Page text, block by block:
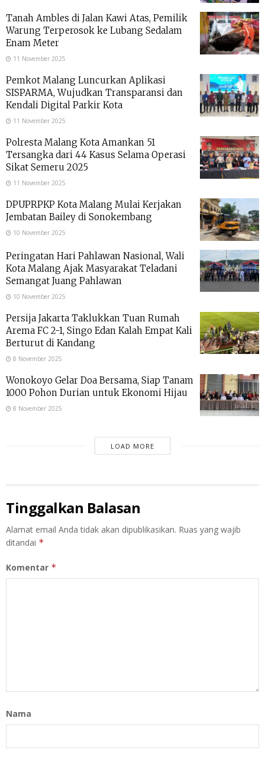
Tanah Ambles di Jalan Kawi Atas, Pemilik
Warung Terperosok ke Lubang Sedalam
Enam Meter
11 November 2025
Pemkot Malang Luncurkan Aplikasi
SISPARMA, Wujudkan Transparansi dan
Kendali Digital Parkir Kota
11 November 2025
Polresta Malang Kota Amankan 51
Tersangka dari 44 Kasus Selama Operasi
Sikat Semeru 2025
11 November 2025
DPUPRPKP Kota Malang Mulai Kerjakan
Jembatan Bailey di Sonokembang
10 November 2025
Peringatan Hari Pahlawan Nasional, Wali
Kota Malang Ajak Masyarakat Teladani
Semangat Juang Pahlawan
10 November 2025
Persija Jakarta Taklukkan Tuan Rumah
Arema FC 2-1, Singo Edan Kalah Empat Kali
Berturut di Kandang
8 November 2025
Wonokoyo Gelar Doa Bersama, Siap Tanam
1000 Pohon Durian untuk Ekonomi Hijau
8 November 2025
LOAD MORE
Tinggalkan Balasan
Alamat email Anda tidak akan dipublikasikan. Ruas yang wajib
ditandai *
Komentar *
Nama